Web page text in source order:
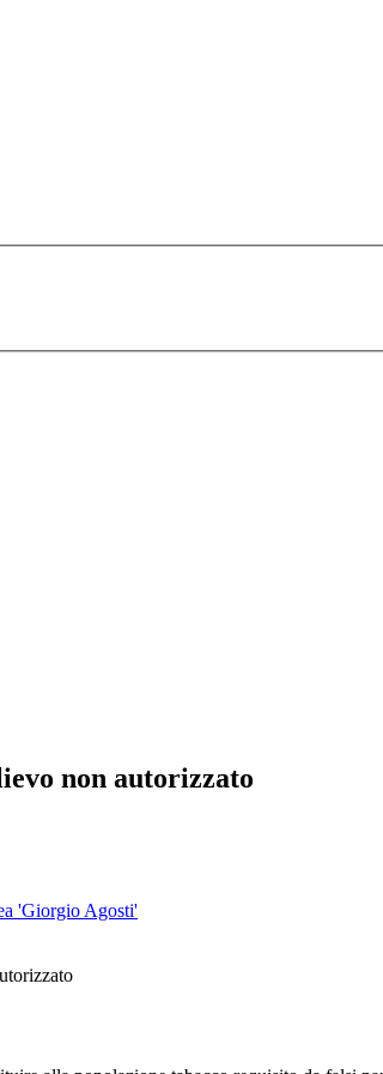
non autorizzato
'Giorgio Agosti'